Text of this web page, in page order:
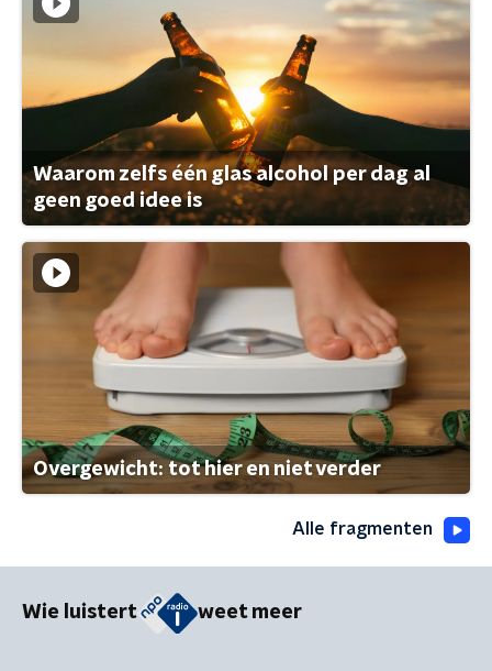
Waarom zelfs één glas alcohol per dag al
geen goed idee is
Overgewicht: tot hier en niet verder
Alle fragmenten
Wie luistert weet meer